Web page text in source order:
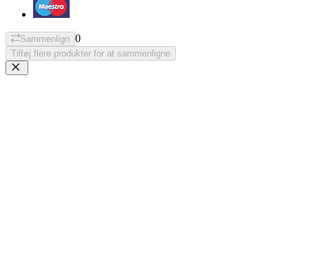
Sammenlign 0
Tilføj flere produkter for at sammenligne